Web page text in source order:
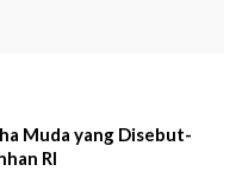
Muda yang Disebut-
RI